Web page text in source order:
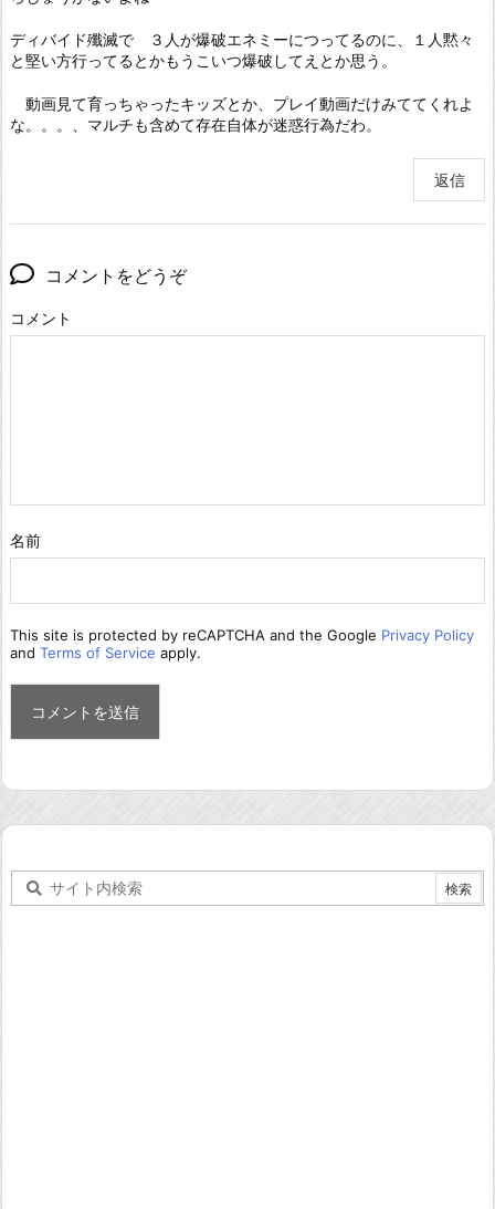
ディバイド殲滅で ３人が爆破エネミーにつってるのに、１人黙々
と堅い方行ってるとかもうこいつ爆破してえとか思う。
動画見て育っちゃったキッズとか、プレイ動画だけみててくれよ
な。。。、マルチも含めて存在自体が迷惑行為だわ。
返信
コメントをどうぞ
コメント
名前
This site is protected by reCAPTCHA and the Google Privacy Policy
and Terms of Service apply.